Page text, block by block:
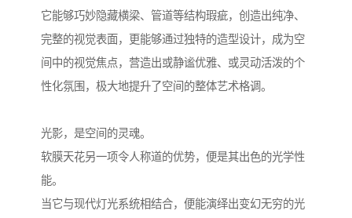
它能够巧妙隐藏横梁、管道等结构瑕疵，创造出纯净、
完整的视觉表面，更能够通过独特的造型设计，成为空
间中的视觉焦点，营造出或静谧优雅、或灵动活泼的个
性化氛围，极大地提升了空间的整体艺术格调。
光影，是空间的灵魂。
软膜天花另一项令人称道的优势，便是其出色的光学性
能。
当它与现代灯光系统相结合，便能演绎出变幻无穷的光